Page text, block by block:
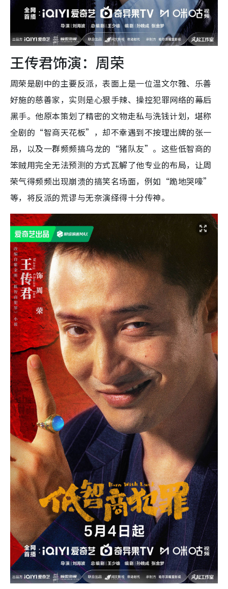
王传君饰演：周荣
周荣是剧中的主要反派，表面上是一位温文尔雅、乐善
好施的慈善家，实则是心狠手辣、操控犯罪网络的幕后
黑手。他原本策划了精密的文物走私与洗钱计划，堪称
全剧的“智商天花板”，却不幸遇到不按理出牌的张一
昂，以及一群频频搞乌龙的“猪队友”。这些低智商的
笨贼用完全无法预测的方式瓦解了他专业的布局，让周
荣气得频频出现崩溃的搞笑名场面，例如“跪地哭嚎”
等，将反派的荒谬与无奈演绎得十分传神。